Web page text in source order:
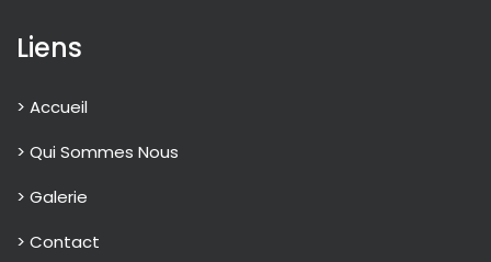
Liens
> Accueil
> Qui Sommes Nous
> Galerie
> Contact